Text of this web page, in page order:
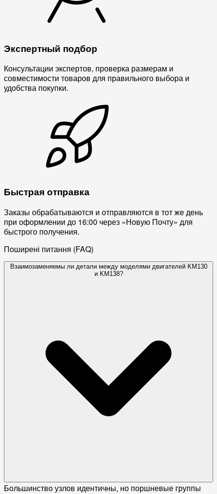
Экспертный подбор
Консультации экспертов, проверка размерам и
совместимости товаров для правильного выбора и
удобства покупки.
Быстрая отправка
Заказы обрабатываются и отправляются в тот же день
при оформлении до 16:00 через «Новую Почту» для
быстрого получения.
Поширені питання (FAQ)
Взаимозаменяемы ли детали между моделями двигателей KM130
и KM138?
Большинство узлов идентичны, но поршневые группы